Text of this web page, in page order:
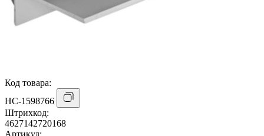
Код товара:
НС-1598766
Штрихкод:
4627142720168
Артикул: